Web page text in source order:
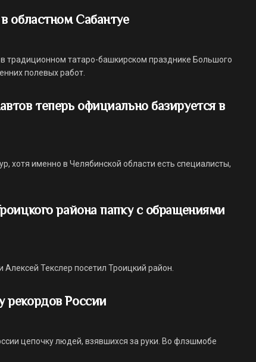
областном Сабантуе
традиционном татаро-башкирском празднике Большого
полевых работ.
теперь официально базируется в
хотя именно в Челябинской области есть специалисты,
района папку с обращениями
Текслер посетил Троицкий район.
рекордов России
цепочку людей, взявшихся за руки. Во флэшмобе